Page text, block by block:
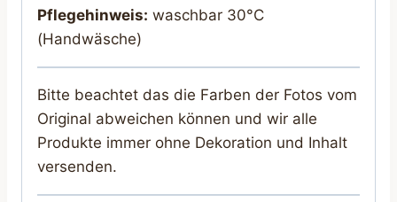
Pflegehinweis: waschbar 30°C
(Handwäsche)
Bitte beachtet das die Farben der Fotos vom
Original abweichen können und wir alle
Produkte immer ohne Dekoration und Inhalt
versenden.